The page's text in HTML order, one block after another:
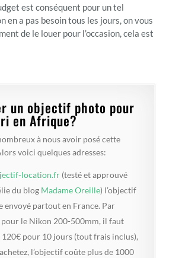
est conséquent pour un tel
en a pas besoin tous les jours, on vous
de le louer pour l’occasion, cela est
un objectif photo pour
en Afrique?
à nous avoir posé cette
voici quelques adresses:
location.fr(testé et approuvé
du blog Madame Oreille) l’objectif
envoyé partout en France. Par
pour le Nikon 200-500mm, il faut
pour 10 jours (tout frais inclus),
l’objectif coûte plus de 1000